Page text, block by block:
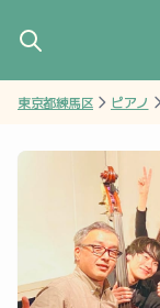
東京都練馬区 ピアノ